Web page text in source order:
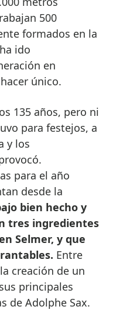
500
formados en la
ido
en
único.
135 años, pero ni
para festejos, a
y los
para el año
desde la
bien hecho y
tres ingredientes
Selmer, y que
Entre
creación de un
principales
de Adolphe Sax.